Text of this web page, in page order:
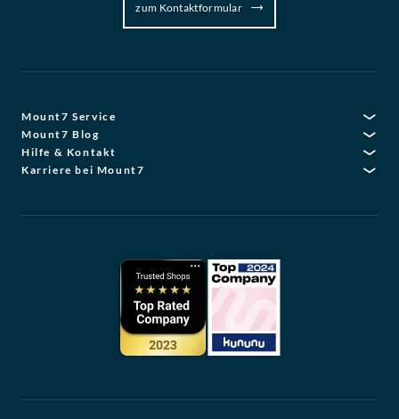
zum Kontaktformular
Mount7 Service
Mount7 Blog
Hilfe & Kontakt
Karriere bei Mount7